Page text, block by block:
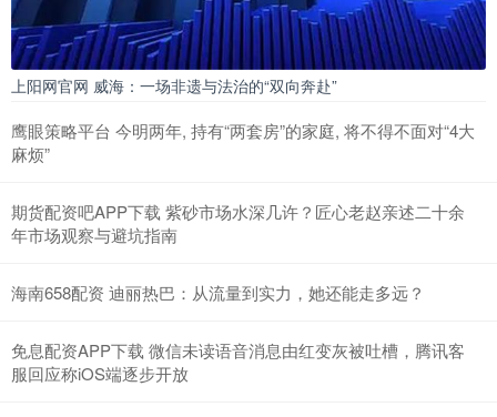
上阳网官网 威海：一场非遗与法治的“双向奔赴”
鹰眼策略平台 今明两年, 持有“两套房”的家庭, 将不得不面对“4大
麻烦”
期货配资吧APP下载 紫砂市场水深几许？匠心老赵亲述二十余
年市场观察与避坑指南
海南658配资 迪丽热巴：从流量到实力，她还能走多远？
免息配资APP下载 微信未读语音消息由红变灰被吐槽，腾讯客
服回应称iOS端逐步开放